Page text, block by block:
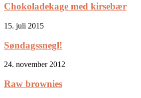
Chokoladekage med kirsebær
15. juli 2015
Søndagssnegl!
24. november 2012
Raw brownies